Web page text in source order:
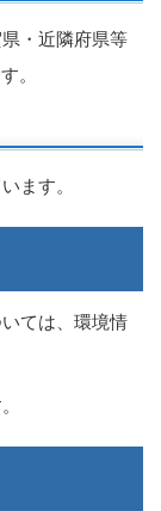
・近隣府県等
。
ます。
ては、環境情